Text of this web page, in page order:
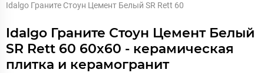
Idalgo Граните Стоун Цемент Белый SR Rett 60
Idalgo Граните Стоун Цемент Белый
SR Rett 60 60x60 - керамическая
плитка и керамогранит